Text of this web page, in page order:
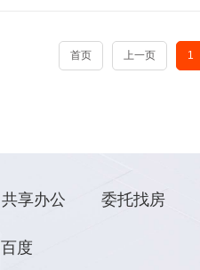
首页 上一页 1
共享办公 委托找房
百度